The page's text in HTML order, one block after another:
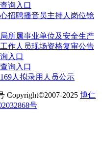
询入口
招聘播音员主持人岗位镜
所属事业单位及安全生产
作人员现场资格复审公告
入口
询入口
人拟录用人员公示
Copyright©2007-2025 博仁
号